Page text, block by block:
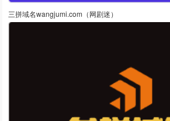
三拼域名wangjumi.com（网剧迷）